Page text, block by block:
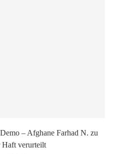
– Afghane Farhad N. zu
Haft verurteilt